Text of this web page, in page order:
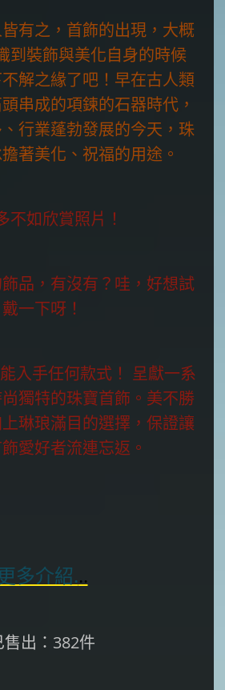
有之，首飾的出現，大概
到裝飾與美化自身的時候
解之緣了吧！早在古人類
串成的項鍊的石器時代，
行業蓬勃發展的今天，珠
著美化、祝福的用途。
不如欣賞照片！
品，有沒有？哇，好想試
戴一下呀！
入手任何款式！ 呈獻一系
獨特的珠寶首飾。美不勝
琳琅滿目的選擇，保證讓
愛好者流連忘返。
多介紹...
售出：382件